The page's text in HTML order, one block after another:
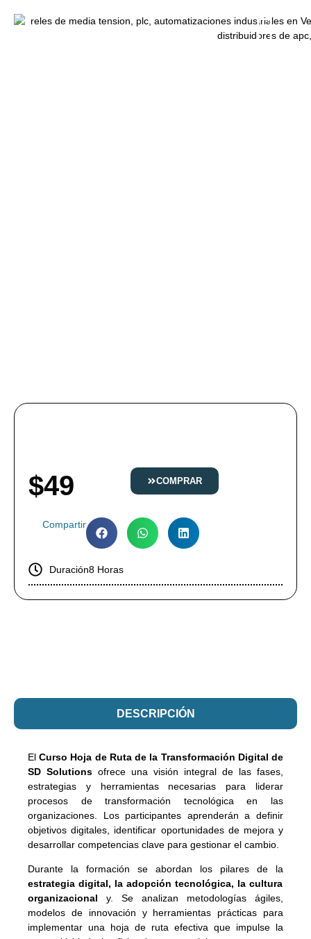
$49 COMPRAR
Compartir
Duración8 Horas
DESCRIPCIÓN
ElCurso Hoja de Ruta de la Transformación Digital de
SD Solutions ofrece una visión integral de las fases,
estrategias y herramientas necesarias para liderar
procesos de transformación tecnológica en las
organizaciones. Los participantes aprenderán a definir
objetivos digitales, identificar oportunidades de mejora y
desarrollar competencias clave para gestionar el cambio.
Durante la formación se abordan los pilares de la
estrategia digital, la adopción tecnológica, la cultura
organizacional y. Se analizan metodologías ágiles,
modelos de innovación y herramientas prácticas para
implementar una hoja de ruta efectiva que impulse la